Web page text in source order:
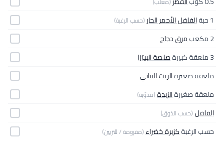
1 حبة الفلفل الأحمر الحار (حسب الرغبة)
2 مكعب
مرق دجاج
3 ملعقة كبيرة
صلصة البيتزا
ملعقة صغيرةالزيت النباتي
ملعقة صغيرةالزبدة(مذوّبة)
الفلفل(حسب الذوق)
حسب الرغبةكزبرة خضراء(مفرومة / للتزيين)